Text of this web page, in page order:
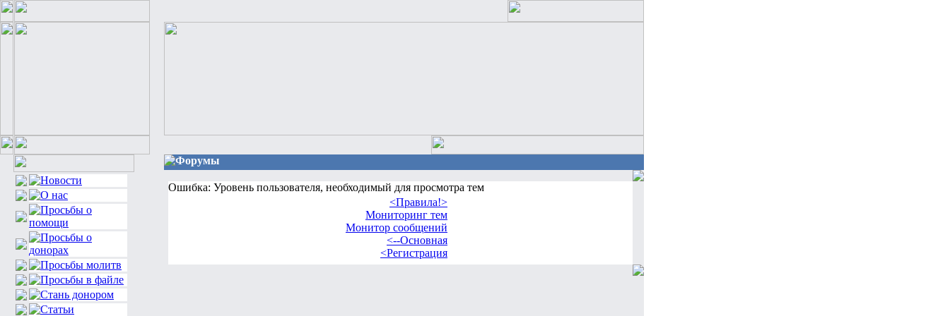
Форумы
Ошибка: Уровень пользователя, необходимый для просмотра тем
<Правила!>
Мониторинг тем
Монитор сообщений
<--Основная
<Регистрация